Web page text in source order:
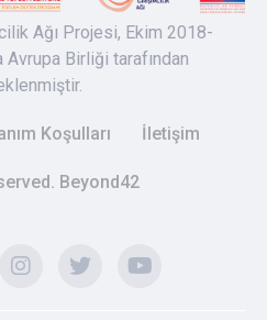
Ağı Projesi, Ekim 2018-
Avrupa Birliği tarafından
Koşulları İletişim
Beyond42